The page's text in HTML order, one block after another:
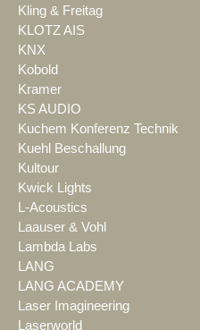
Kling & Freitag
KLOTZ AIS
KNX
Kobold
Kramer
KS AUDIO
Kuchem Konferenz Technik
Kuehl Beschallung
Kultour
Kwick Lights
L-Acoustics
Laauser & Vohl
Lambda Labs
LANG
LANG ACADEMY
Laser Imagineering
Laserworld